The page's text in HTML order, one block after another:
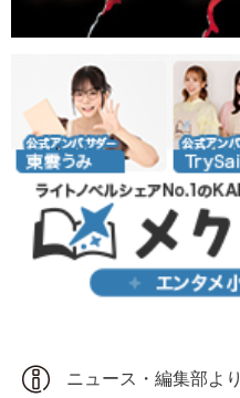
ニュース・編集部より